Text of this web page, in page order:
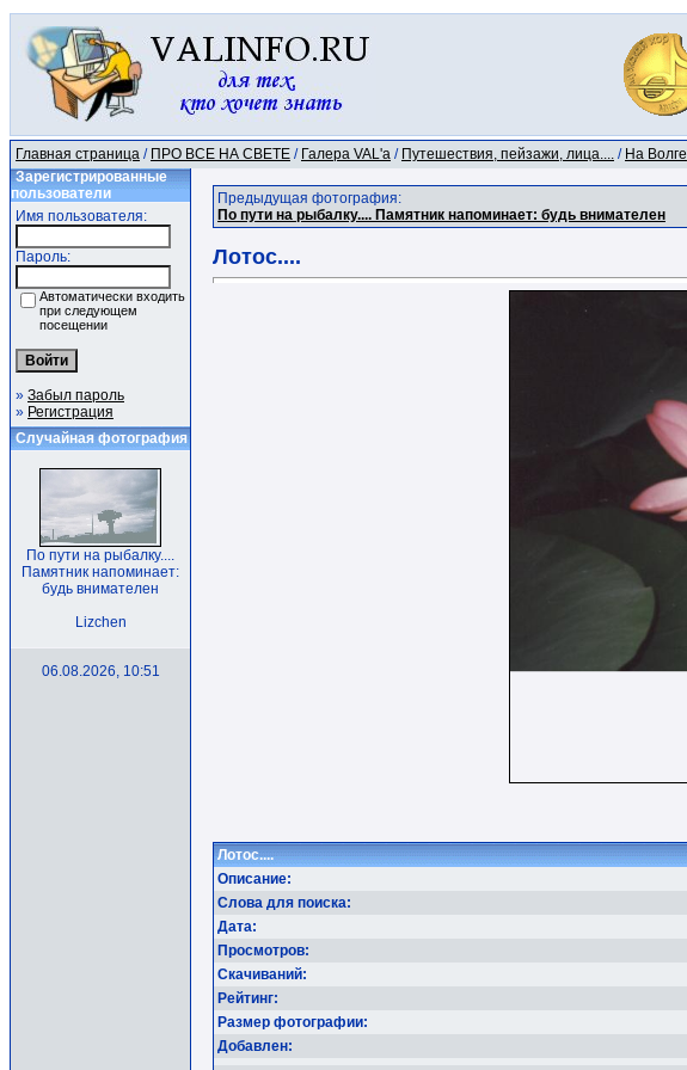
Главная страница / ПРО ВСЕ НА СВЕТЕ / Галера VAL'a / Путешествия, пейзажи, лица.... / На Волге
Зарегистрированные
пользователи
Имя пользователя:
Пароль:
Автоматически входить
при следующем
посещении
» Забыл пароль
» Регистрация
Случайная фотография
По пути на рыбалку....
Памятник напоминает:
будь внимателен
Lizchen
06.08.2026, 10:51
Предыдущая фотография:
По пути на рыбалку.... Памятник напоминает: будь внимателен
Лотос....
Лотос....
Описание:
Слова для поиска:
Дата:
Просмотров:
Скачиваний:
Рейтинг:
Размер фотографии:
Добавлен: